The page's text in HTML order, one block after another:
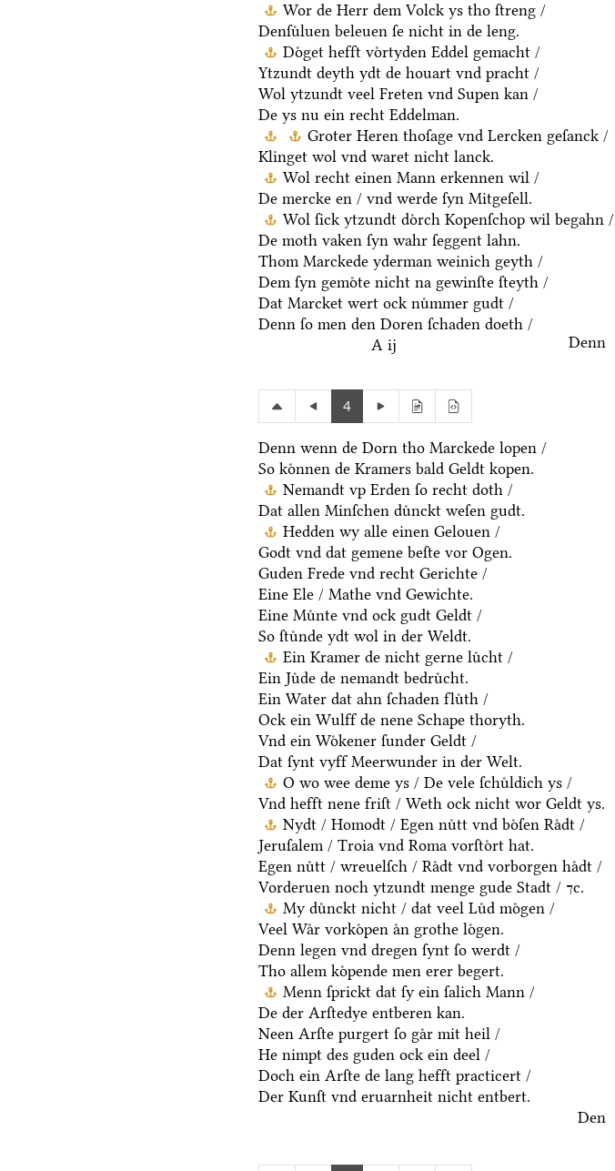
Wor de Herr dem Volck ys tho ſtreng /
Denſuͤluen beleuen ſe nicht in de leng.
Doͤget hefft voͤrtyden Eddel gemacht /
Ytzundt deyth ydt de houart vnd pracht /
Wol ytzundt veel Freten vnd Supen kan /
De ys nu ein recht Eddelman.
Groter Heren thoſage vnd Lercken geſanck /
Klinget wol vnd waret nicht lanck.
Wol recht einen Mann erkennen wil /
De mercke en / vnd werde ſyn Mitgeſell.
Wol ſick ytzundt doͤrch Kopenſchop wil begahn /
De moth vaken ſyn wahr ſeggent lahn.
Thom Marckede yderman weinich geyth /
Dem ſyn gemoͤte nicht na gewinſte ſteyth /
Dat Marcket wert ock nuͤmmer gudt /
Denn ſo men den Doren ſchaden doeth /
A ij
Denn
4
Denn wenn de Dorn tho Marckede lopen /
So koͤnnen de Kramers bald Geldt kopen.
Nemandt vp Erden ſo recht doth /
Dat allen Minſchen duͤnckt weſen gudt.
Hedden wy alle einen Gelouen /
Godt vnd dat gemene beſte vor Ogen.
Guden Frede vnd recht Gerichte /
Eine Ele / Mathe vnd Gewichte.
Eine Muͤnte vnd ock gudt Geldt /
So ſtuͤnde ydt wol in der Weldt.
Ein Kramer de nicht gerne luͤcht /
Ein Juͤde de nemandt bedruͤcht.
Ein Water dat ahn ſchaden fluͤth /
Ock ein Wulff de nene Schape thoryth.
Vnd ein Woͤkener ſunder Geldt /
Dat ſynt vyff Meerwunder in der Welt.
O wo wee deme ys / De vele ſchuͤldich ys /
Vnd hefft nene friſt / Weth ock nicht wor Geldt ys.
Nydt / Homodt / Egen nuͤtt vnd boͤſen Raͤdt /
Jeruſalem / Troia vnd Roma vorſtoͤrt hat.
Egen nuͤtt / wreuelſch / Raͤdt vnd vorborgen haͤdt /
Vorderuen noch ytzundt menge gude Stadt / ⁊c.
My duͤnckt nicht / dat veel Luͤd moͤgen /
Veel Waͤr vorkoͤpen aͤn grothe loͤgen.
Denn legen vnd dregen ſynt ſo werdt /
Tho allem koͤpende men erer begert.
Menn ſprickt dat ſy ein ſalich Mann /
De der Arſtedye entberen kan.
Neen Arſte purgert ſo gaͤr mit heil /
He nimpt des guden ock ein deel /
Doch ein Arſte de lang hefft practicert /
Der Kunſt vnd eruarnheit nicht entbert.
Den